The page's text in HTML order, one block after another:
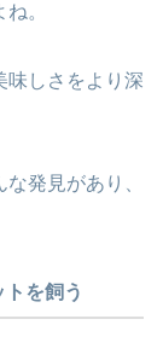
。
味しさをより深
発見があり、
を飼う